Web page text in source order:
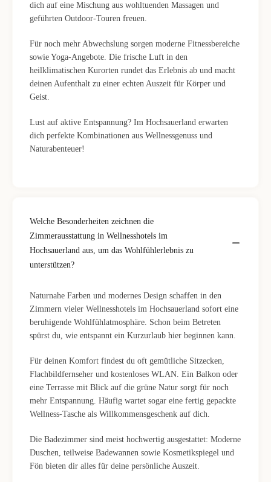
dich auf eine Mischung aus wohltuenden Massagen und
geführten Outdoor-Touren freuen.
Für noch mehr Abwechslung sorgen moderne Fitnessbereiche
sowie Yoga-Angebote. Die frische Luft in den
heilklimatischen Kurorten rundet das Erlebnis ab und macht
deinen Aufenthalt zu einer echten Auszeit für Körper und
Geist.
Lust auf aktive Entspannung? Im Hochsauerland erwarten
dich perfekte Kombinationen aus Wellnessgenuss und
Naturabenteuer!
Welche Besonderheiten zeichnen die
Zimmerausstattung in Wellnesshotels im
Hochsauerland aus, um das Wohlfühlerlebnis zu
unterstützen?
Naturnahe Farben und modernes Design schaffen in den
Zimmern vieler Wellnesshotels im Hochsauerland sofort eine
beruhigende Wohlfühlatmosphäre. Schon beim Betreten
spürst du, wie entspannt ein Kurzurlaub hier beginnen kann.
Für deinen Komfort findest du oft gemütliche Sitzecken,
Flachbildfernseher und kostenloses WLAN. Ein Balkon oder
eine Terrasse mit Blick auf die grüne Natur sorgt für noch
mehr Entspannung. Häufig wartet sogar eine fertig gepackte
Wellness-Tasche als Willkommensgeschenk auf dich.
Die Badezimmer sind meist hochwertig ausgestattet: Moderne
Duschen, teilweise Badewannen sowie Kosmetikspiegel und
Fön bieten dir alles für deine persönliche Auszeit.